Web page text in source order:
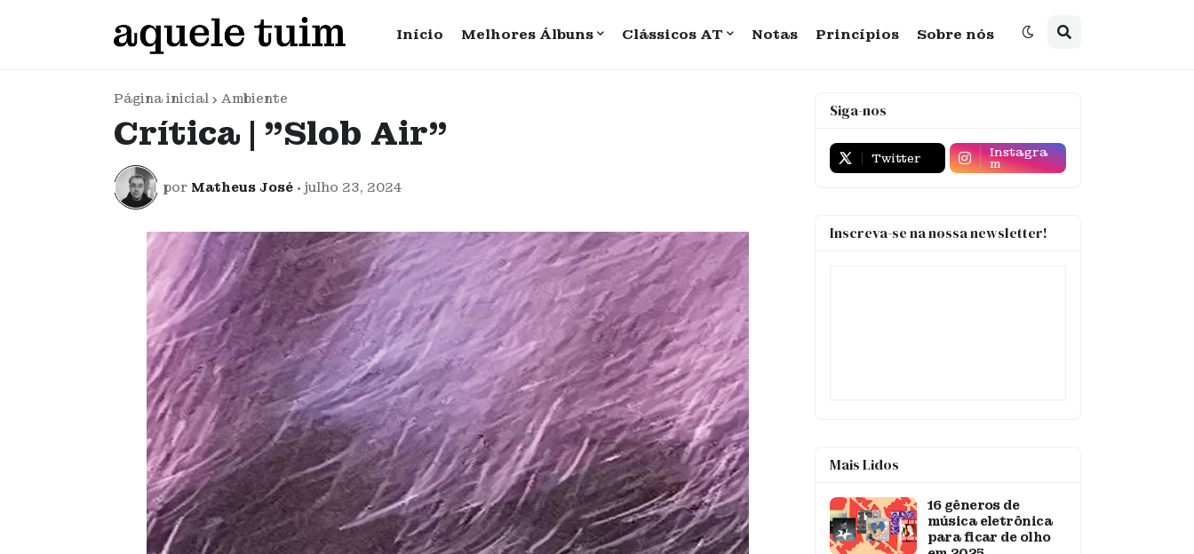
Início Melhores Álbuns Clássicos AT Notas Princípios Sobre nós
Página inicial Ambiente
Crítica | "Slob Air"
por Matheus José • julho 23, 2024
Siga-nos
Twitter Instagra
m
Inscreva-se na nossa newsletter!
Mais Lidos
16 gêneros de
música eletrônica
para ficar de olho